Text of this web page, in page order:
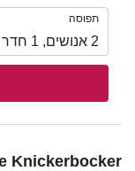
תפוסה
תפוסה
2 אנושים,
1 חדר
Knickerbocker